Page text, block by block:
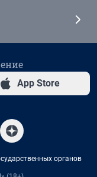
App Store
органов